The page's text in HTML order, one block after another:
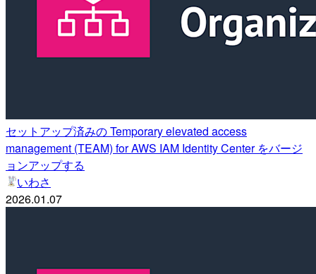
セットアップ済みの Temporary elevated access
management (TEAM) for AWS IAM Identity Center をバージ
ョンアップする
いわさ
2026.01.07